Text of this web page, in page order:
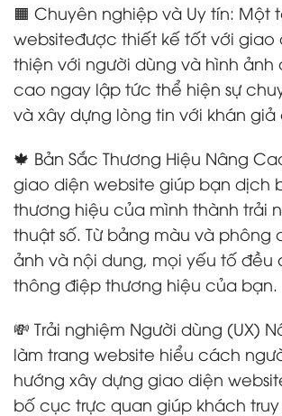
🟧 Chuyên nghiệp và Uy tín: Một
websiteđược thiết kế tốt với giao
thiện với người dùng và hình ảnh
cao ngay lập tức thể hiện sự
và xây dựng lòng tin với khán
🍁 Bản Sắc Thương Hiệu Nâng
giao diện website giúp bạn dịch
thương hiệu của mình thành trải
thuật số. Từ bảng màu và phông
ảnh và nội dung, mọi yếu tố đều
thông điệp thương hiệu của bạn.
💸 Trải nghiệm Người dùng (UX)
làm trang website hiểu cách
hướng xây dựng giao diện
bố cục trực quan giúp khách